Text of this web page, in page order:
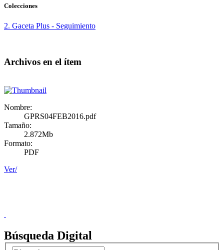
Colecciones
2. Gaceta Plus - Seguimiento
Archivos en el ítem
Nombre:
GPRS04FEB2016.pdf
Tamaño:
2.872Mb
Formato:
PDF
Ver/
Búsqueda Digital